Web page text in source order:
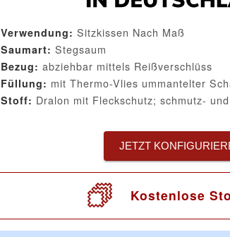
Verwendung: Sitzkissen Nach Maß
Saumart: Stegsaum
Bezug: abziehbar mittels Reißverschlüss
Füllung: mit Thermo-Vlies ummantelter
Stoff: Dralon mit Fleckschutz; schmutz-
JETZT
Kostenlose